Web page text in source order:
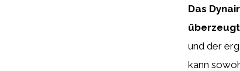
Das
und der
kann